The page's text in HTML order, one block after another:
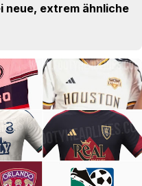
neue, extrem ähnliche